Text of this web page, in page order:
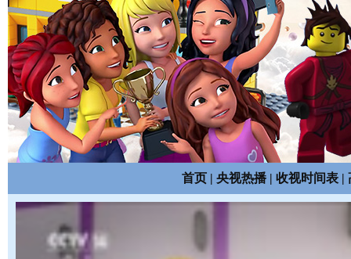
首页 | 央视热播 | 收视时间表 |